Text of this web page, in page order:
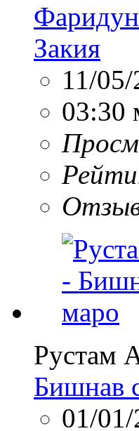
Закия
11/
03:30
Рустам
Бишнав
01/